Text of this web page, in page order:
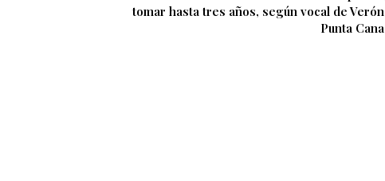
tomar hasta tres años, según vocal de Verón
Punta Cana